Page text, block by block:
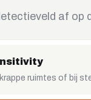
af op
ruimtes of bij